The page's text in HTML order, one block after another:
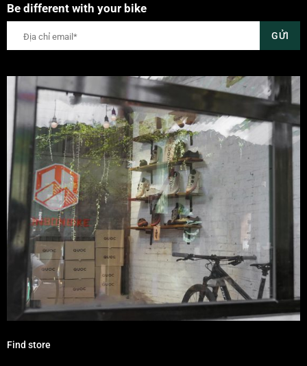
Be different with your bike
Find store